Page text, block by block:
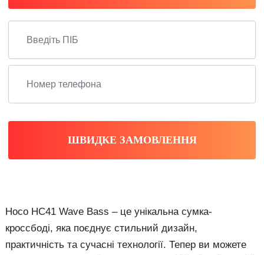
ШВИДКЕ ЗАМОВЛЕННЯ
Hoco HC41 Wave Bass – це унікальна сумка-
кроссбоді, яка поєднує стильний дизайн,
практичність та сучасні технології. Тепер ви можете